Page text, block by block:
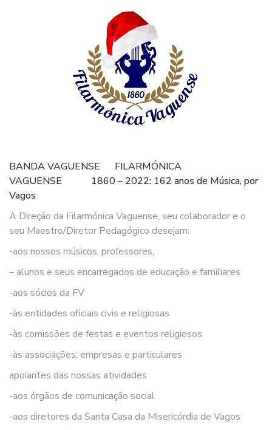
BANDA VAGUENSE FILARMÓNICA
VAGUENSE
1860 – 2022: 162 anos de Música, por
Vagos
A Direção da Filarmónica Vaguense, seu colaborador e o
seu Maestro/Diretor Pedagógico desejam:
-aos nossos músicos, professores,
– alunos e seus encarregados de educação e familiares
-aos sócios da FV
-às entidades oficiais civis e religiosas
-às comissões de festas e eventos religiosos
-às associações, empresas e particulares
apoiantes das nossas atividades
-aos órgãos de comunicação social
-aos diretores da Santa Casa da Misericórdia de Vagos